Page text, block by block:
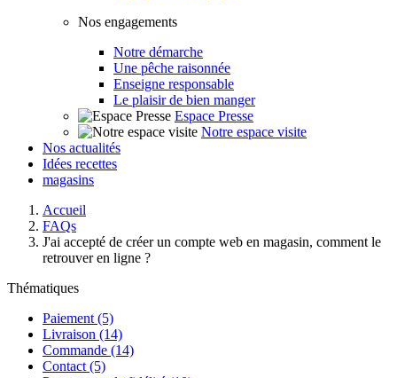
Nos engagements
Notre démarche
Une pêche raisonnée
Enseigne responsable
Le plaisir de bien manger
Espace Presse
Notre espace visite
Nos actualités
Idées recettes
magasins
Accueil
FAQs
J'ai accepté de créer un compte web en magasin, comment le
retrouver en ligne ?
Thématiques
Paiement (5)
Livraison (14)
Commande (14)
Contact (5)